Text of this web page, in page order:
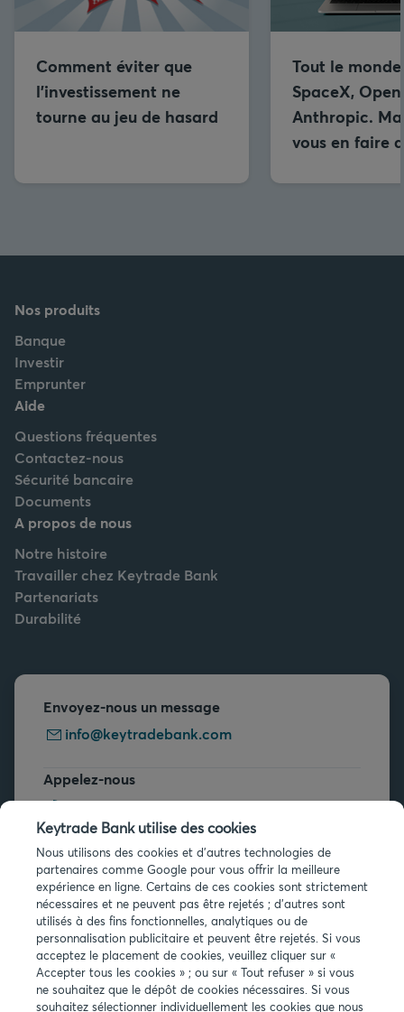
Comment éviter que
l’investissement ne
tourne au jeu de hasard
Tout le
SpaceX,
Anthropic.
vous en faire
Nos produits
Banque
Investir
Emprunter
Aide
Questions fréquentes
Contactez-nous
Sécurité bancaire
Documents
A propos de nous
Notre histoire
Travailler chez Keytrade Bank
Partenariats
Durabilité
Envoyez-nous un message
info@keytradebank.com
Appelez-nous
+32 2 679 90 00
Vous avez des questions ?
Questions fréquentes
Infos légales
Keytrade Bank utilise des cookies
Nous utilisons des cookies et d'autres technologies de
partenaires comme Google pour vous offrir la meilleure
expérience en ligne. Certains de ces cookies sont strictement
nécessaires et ne peuvent pas être rejetés ; d'autres sont
utilisés à des fins fonctionnelles, analytiques ou de
personnalisation publicitaire et peuvent être rejetés. Si vous
acceptez le placement de cookies, veuillez cliquer sur «
Accepter tous les cookies » ; ou sur « Tout refuser » si vous
ne souhaitez que le dépôt de cookies nécessaires. Si vous
souhaitez sélectionner individuellement les cookies que nous